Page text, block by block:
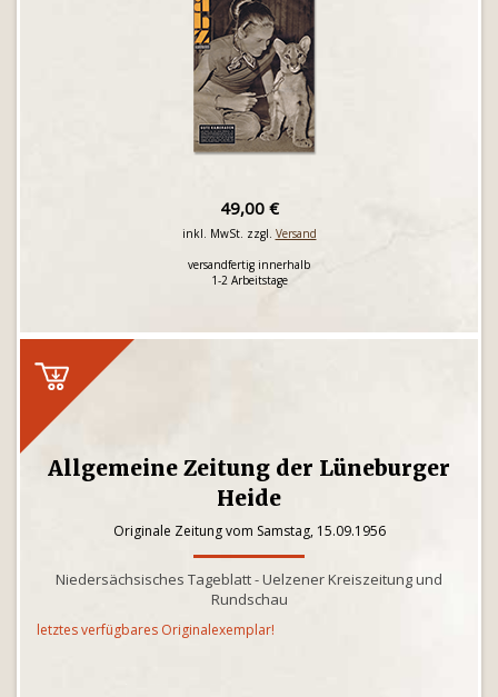
49,00 €
inkl. MwSt. zzgl. Versand
versandfertig innerhalb
1-2 Arbeitstage
Allgemeine Zeitung der Lüneburger
Heide
Originale Zeitung vom Samstag, 15.09.1956
Niedersächsisches Tageblatt - Uelzener Kreiszeitung und
Rundschau
letztes verfügbares Originalexemplar!